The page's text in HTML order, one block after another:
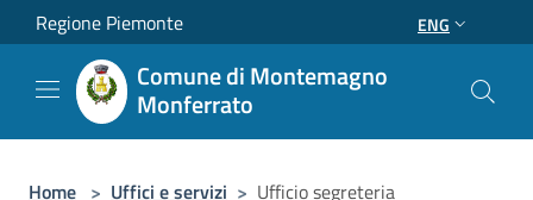
Salta al contenuto principale
Regione Piemonte ENG
Comune di Montemagno
Monferrato
Home > Uffici e servizi > Ufficio segreteria